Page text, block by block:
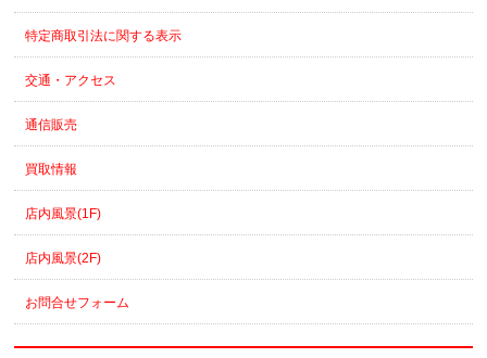
特定商取引法に関する表示
交通・アクセス
通信販売
買取情報
店内風景(1F)
店内風景(2F)
お問合せフォーム